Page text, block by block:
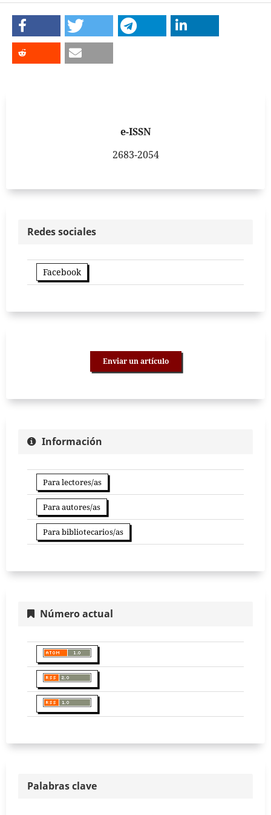
e-ISSN
2683-2054
Redes sociales
Facebook
Enviar un artículo
Información
Para lectores/as
Para autores/as
Para bibliotecarios/as
Número actual
Palabras clave